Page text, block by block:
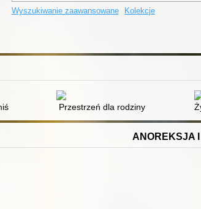
Wyszukiwanie zaawansowane Kolekcje
Przestrzeń dla rodziny
ANOREKSJA